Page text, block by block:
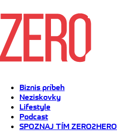
Biznis príbeh
Neziskovky
Lifestyle
Podcast
SPOZNAJ TÍM ZERO2HERO